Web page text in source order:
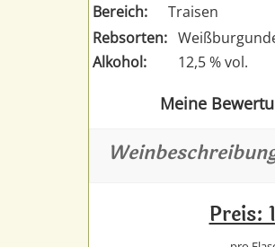
Bereich:
Traisen
Rebsorten:
Alkohol:
12,5 % vol.
Meine
Preis: